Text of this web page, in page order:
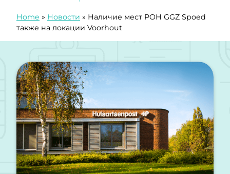
Home » Новости » Наличие мест POH GGZ Spoed
также на локации Voorhout